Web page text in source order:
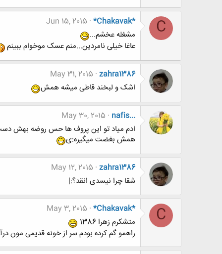
C
*Chakavak*
Jun 15, 2015
مشغله عخشم...
عاغا خیلی نامردین...منم عسک موخوام ببینم
zahra1386
May 31, 2015
اشک و لبخند قاطی میشه همش
nafis...
May 30, 2015
ادم میاد تو این پروف ها حس روضه بهش
همش بغضت میگیره:ی
zahra1386
May 12, 2015
شقا چرا نیسدی انقد؟:|
C
*Chakavak*
May 3, 2015
متشکرم زهرا 1386
راهمو گم کرده بودم سر از خونه قدیمی مون